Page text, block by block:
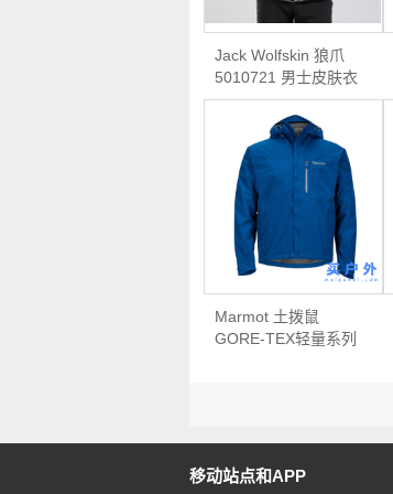
Jack Wolfskin 狼爪
5010721 男士皮肤衣
Marmot 土拨鼠
GORE-TEX轻量系列
移动站点和APP